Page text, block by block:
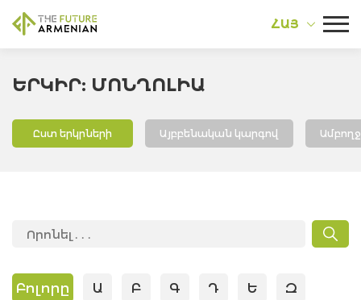
ՀԱՅ
ԵՐԿԻՐ: ՄՈՆՂՈԼԻԱ
Ըստ երկրների Այբբենական կարգով
Բոլորը Ա Բ Գ Դ Ե Զ